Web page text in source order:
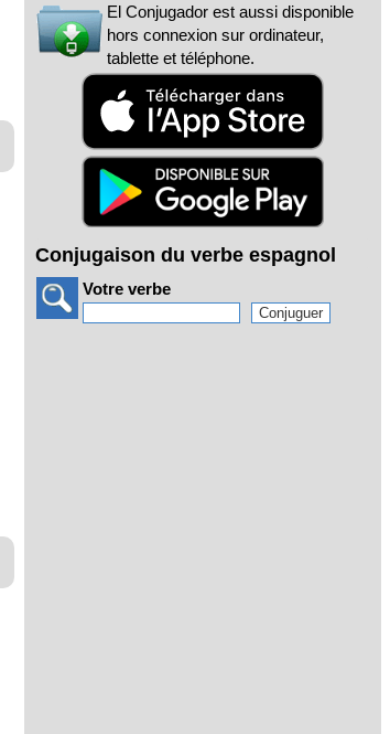
El Conjugador est aussi disponible
hors connexion sur ordinateur,
tablette et téléphone.
Conjugaison du verbe espagnol
Votre verbe